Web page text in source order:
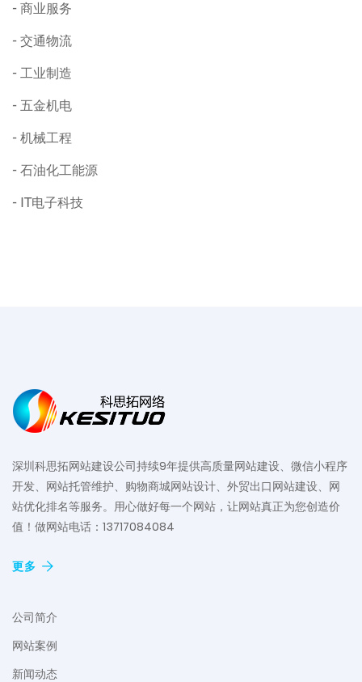
商业服务
交通物流
工业制造
五金机电
机械工程
石油化工能源
IT电子科技
深圳科思拓网站建设公司持续9年提供高质量网站建设、微信小程序
开发、网站托管维护、购物商城网站设计、外贸出口网站建设、网
站优化排名等服务。用心做好每一个网站，让网站真正为您创造价
值！做网站电话：13717084084
更多
公司简介
网站案例
新闻动态